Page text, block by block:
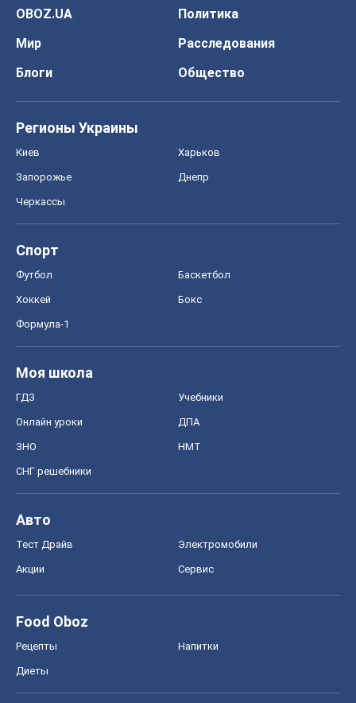
OBOZ.UA
Политика
Мир
Расследования
Блоги
Общество
Регионы Украины
Киев Харьков
Запорожье Днепр
Черкассы
Спорт
Футбол Баскетбол
Хоккей Бокс
Формула-1
Моя школа
ГДЗ Учебники
Онлайн уроки ДПА
ЗНО НМТ
СНГ решебники
Авто
Тест Драйв Электромобили
Акции Сервис
Food Oboz
Рецепты Напитки
Диеты